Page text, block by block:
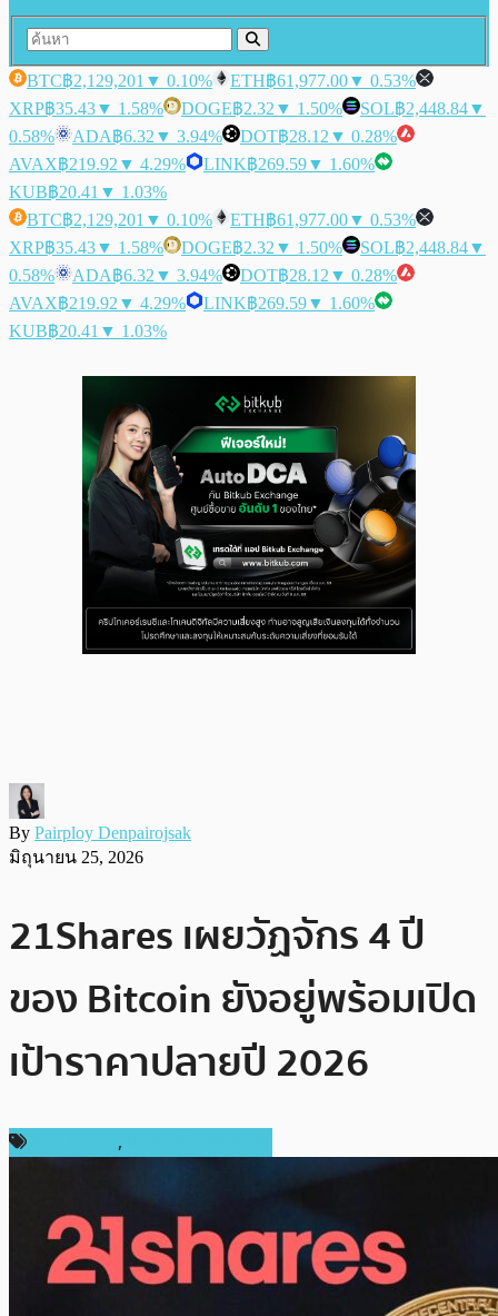
BTC฿2,129,201 ▼ 0.10% ETH฿61,977.00▼ 0.53%
XRP฿35.43▼ 1.58% DOGE฿2.32 ▼ 1.50% SOL฿2,448.84▼
0.58%
ADA฿6.32 ▼ 3.94% DOT฿28.12 ▼ 0.28%
AVAX฿219.92 ▼ 4.29% LINK฿269.59▼ 1.60%
KUB฿20.41 ▼ 1.03%
BTC฿2,129,201 ▼ 0.10% ETH฿61,977.00▼ 0.53%
XRP฿35.43▼ 1.58% DOGE฿2.32 ▼ 1.50% SOL฿2,448.84▼
0.58%
ADA฿6.32 ▼ 3.94% DOT฿28.12 ▼ 0.28%
AVAX฿219.92 ▼ 4.29% LINK฿269.59▼ 1.60%
KUB฿20.41 ▼ 1.03%
By Pairploy Denpairojsak
มิถุนายน 25, 2026
21Shares เผยวัฏจักร 4 ปี
ของ Bitcoin ยังอยู่พร้อมเปิด
เป้าราคาปลายปี 2026
,